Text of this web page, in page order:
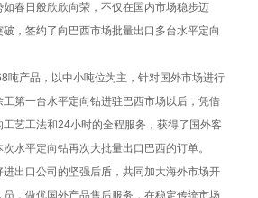
春日般欣欣向荣，不仅在国内市场稳步迈
，签约了向巴西市场批量出口多台水平定向
产品，以中小吨位为主，针对国外市场进行
第一台水平定向钻进驻巴西市场以后，凭借
艺工法和24小时的全程服务，获得了国外客
水平定向钻再次大批量出口巴西的订单。
出口公司的坚强后盾，共同加大海外市场开
，做优国外产品售后服务，在稳定传统市场